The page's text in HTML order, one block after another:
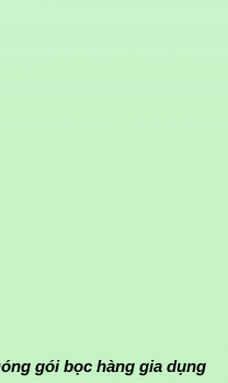
gói bọc hàng gia dụng